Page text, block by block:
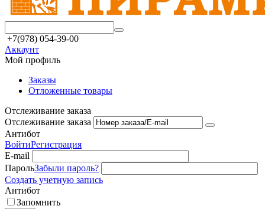
+7(978) 054-39-00
Аккаунт
Мой профиль
Заказы
Отложенные товары
Отслеживание заказа
Отслеживание заказа
Антибот
ВойтиРегистрация
E-mail
ПарольЗабыли пароль?
Создать учетную запись
Антибот
Запомнить